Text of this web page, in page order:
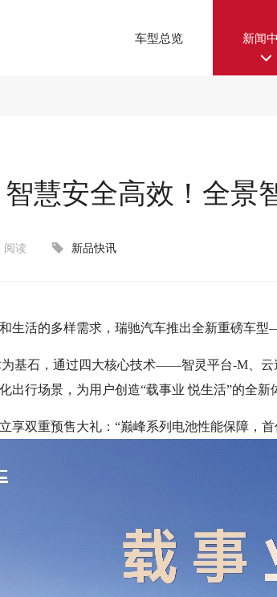
车型总览 新闻
智慧安全高效！全景
阅读 新品快讯
生活的多样需求，瑞驰汽车推出全新重磅车型
基石，通过四大核心技术——智灵平台-M、
出行场景，为用户创造“载事业 悦生活”的全新
享双重预售大礼： “巅峰系列电池性能保障，